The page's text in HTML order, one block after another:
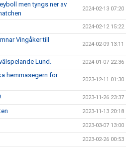
men tyngs ner av
2024-02-13 07:20
2024-02-12 15:22
Vingåker till
2024-02-09 13:11
Lund. 2024-01-07 22:36
hemmasegern för
2023-12-11 01:30
2023-11-26 23:37
2023-11-13 20:18
2023-03-07 13:00
2023-02-26 00:53